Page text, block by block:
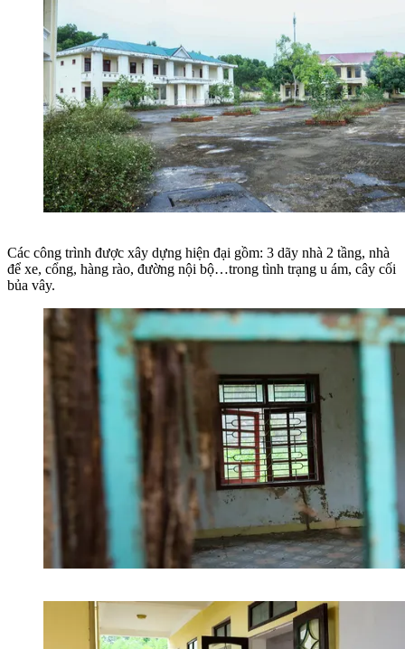
Các công trình được xây dựng hiện đại gồm: 3 dãy nhà 2 tầng, nhà
để xe, cổng, hàng rào, đường nội bộ…trong tình trạng u ám, cây cối
bủa vây.